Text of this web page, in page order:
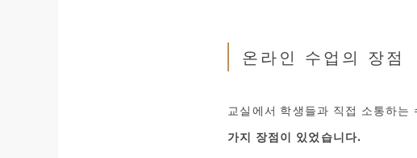
온라인 수업의 장점
교실에서 학생들과 직접 소통하
가지 장점이 있었습니다.